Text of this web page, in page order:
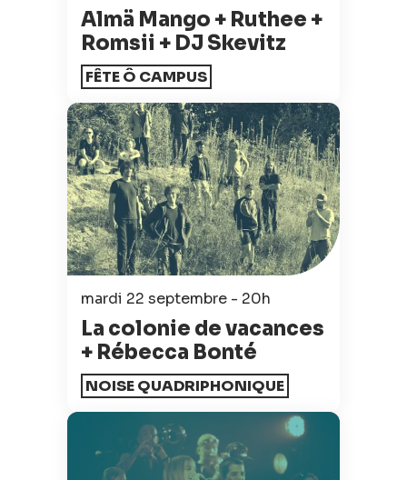
Almä Mango + Ruthee +
Romsii + DJ Skevitz
FÊTE Ô CAMPUS
mardi 22 septembre - 20h
La colonie de vacances
+ Rébecca Bonté
NOISE QUADRIPHONIQUE